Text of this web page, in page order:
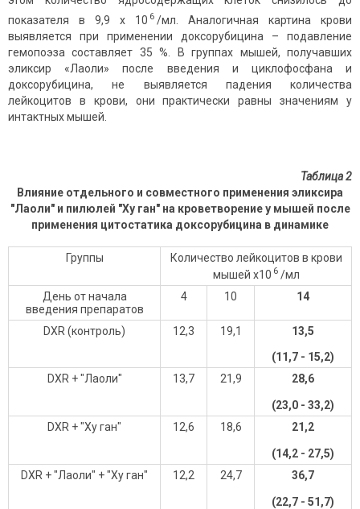
показателя в 9,9 х 10 6 /мл. Аналогичная картина крови
выявляется при применении доксорубицина – подавление
гемопоэза составляет 35 %. В группах мышей, получавших
эликсир «Лаоли» после введения и циклофосфана и
доксорубицина, не выявляется падения количества
лейкоцитов в крови, они практически равны значениям у
интактных мышей.
Таблица 2
Влияние отдельного и совместного применения эликсира
"Лаоли" и пилюлей "Ху ган" на кроветворение у мышей после
применения цитостатика доксорубицина в динамике
Группы
Количество лейкоцитов в крови
мышей х10 6 /мл
День от начала
введения препаратов
4 10 14
DXR (контроль) 12,3 19,1
13,5
(11,7 - 15,2)
DXR + "Лаоли"
13,7 21,9 28,6
(23,0 - 33,2)
DXR + "Ху ган"
12,6 18,6 21,2
(14,2 - 27,5)
DXR + "Лаоли" + "Ху ган"
12,2 24,7 36,7
(22,7 - 51,7)